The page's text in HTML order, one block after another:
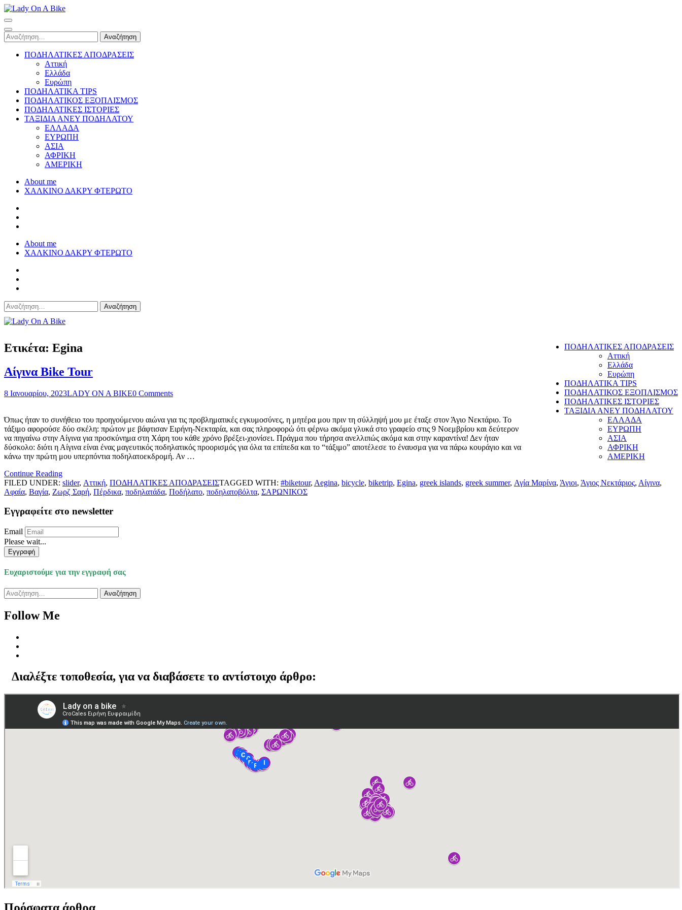
Skip
to
content
(Press
Enter)
Αναζήτηση
για:
ΠΟΔΗΛΑΤΙΚΕΣ ΑΠΟΔΡΑΣΕΙΣ
Αττική
Ελλάδα
Ευρώπη
ΠΟΔΗΛΑΤΙΚΑ TIPS
ΠΟΔΗΛΑΤΙΚΟΣ ΕΞΟΠΛΙΣΜΟΣ
ΠΟΔΗΛΑΤΙΚΕΣ ΙΣΤΟΡΙΕΣ
ΤΑΞΙΔΙΑ ΑΝΕΥ ΠΟΔΗΛΑΤΟΥ
ΕΛΛΑΔΑ
ΕΥΡΩΠΗ
ΑΣΙΑ
ΑΦΡΙΚΗ
ΑΜΕΡΙΚΗ
About me
ΧΑΛΚΙΝΟ ΔΑΚΡΥ ΦΤΕΡΩΤΟ
About me
ΧΑΛΚΙΝΟ ΔΑΚΡΥ ΦΤΕΡΩΤΟ
Αναζήτηση
για:
ΠΟΔΗΛΑΤΙΚΕΣ ΑΠΟΔΡΑΣΕΙΣ
Αττική
Ελλάδα
Ευρώπη
ΠΟΔΗΛΑΤΙΚΑ TIPS
ΠΟΔΗΛΑΤΙΚΟΣ ΕΞΟΠΛΙΣΜΟΣ
ΠΟΔΗΛΑΤΙΚΕΣ ΙΣΤΟΡΙΕΣ
ΤΑΞΙΔΙΑ ΑΝΕΥ ΠΟΔΗΛΑΤΟΥ
ΕΛΛΑΔΑ
ΕΥΡΩΠΗ
ΑΣΙΑ
ΑΦΡΙΚΗ
ΑΜΕΡΙΚΗ
Ετικέτα: Egina
Αίγινα Bike Tour
8 Ιανουαρίου, 2023LADY ON A BIKE0 Comments
Όπως ήταν το συνήθειο του προηγούμενου αιώνα για τις προβληματικές εγκυμοσύνες, η μητέρα μου πριν τη σύλληψή μου με έταξε στον Άγιο Νεκτάριο. Το
τάξιμο αφορούσε δύο σκέλη: πρώτον με βάφτισαν Ειρήνη-Νεκταρία, και σας πληροφορώ ότι φέρνω ακόμα γλυκά στο γραφείο στις 9 Νοεμβρίου και δεύτερον
να πηγαίνω στην Αίγινα για προσκύνημα στη Χάρη του κάθε χρόνο βρέξει-χιονίσει. Πράγμα που τήρησα ανελλιπώς ακόμα και στην καραντίνα! Δεν ήταν
δύσκολο: διότι η Αίγινα είναι ένας μαγευτικός ποδηλατικός προορισμός για όλα τα επίπεδα και το “τάξιμο” αποτέλεσε το έναυσμα για να πάρω κουράγιο και να
κάνω την πρώτη μου υπερπόντια ποδηλατοεκδρομή. Αν …
Continue Reading
FILED UNDER: slider, Αττική, ΠΟΔΗΛΑΤΙΚΕΣ ΑΠΟΔΡΑΣΕΙΣTAGGED WITH: #biketour, Aegina, bicycle, biketrip, Egina, greek islands, greek summer, Αγία Μαρίνα, Άγιοι, Άγιος Νεκτάριος, Αίγινα,
Αφαία, Βαγία, Ζωρζ Σαρή, Πέρδικα, ποδηλατάδα, Ποδήλατο, ποδηλατοβόλτα, ΣΑΡΩΝΙΚΟΣ
Εγγραφείτε στο newsletter
Email
Please wait...
Εγγραφή
Ευχαριστούμε για την εγγραφή σας
Αναζήτηση
για:
Follow Me
Διαλέξτε τοποθεσία, για να διαβάσετε το αντίστοιχο άρθρο: